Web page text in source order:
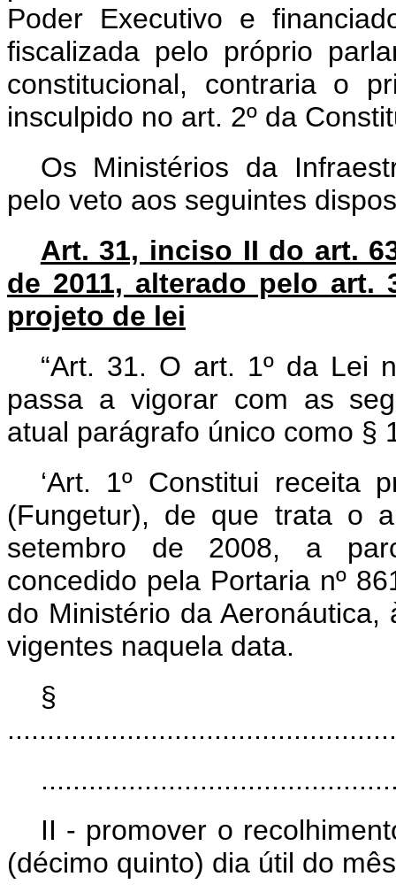
Poder Executivo e
fiscalizada pelo próprio
constitucional, contraria o
insculpido no art. 2º da
Os Ministérios da
pelo veto aos seguintes
Art. 31, inciso II do art.
de 2011, alterado pelo
projeto de lei
“Art. 31. O art. 1º da Lei
passa a vigorar com as
atual parágrafo único como §
‘Art. 1º Constitui receita
(Fungetur), de que trata o
setembro de 2008, a
concedido pela Portaria nº
do Ministério da
vigentes naquela data.
§
II - promover o
(décimo quinto) dia útil do